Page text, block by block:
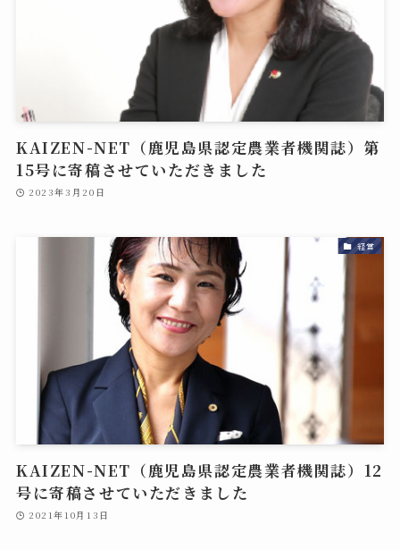
KAIZEN-NET（鹿児島県認定農業者機関誌）第
15号に寄稿させていただきました
2023年3月20日
経営
KAIZEN-NET（鹿児島県認定農業者機関誌）12
号に寄稿させていただきました
2021年10月13日